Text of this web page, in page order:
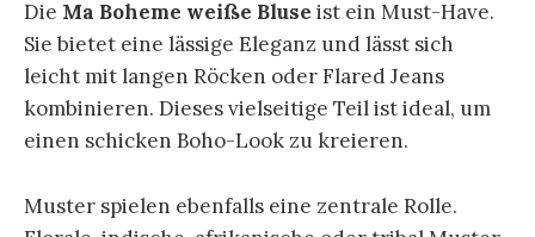
Die Ma Boheme weiße Bluse ist ein Must-Have.
Sie bietet eine lässige Eleganz und lässt sich
leicht mit langen Röcken oder Flared Jeans
kombinieren. Dieses vielseitige Teil ist ideal, um
einen schicken Boho-Look zu kreieren.
Muster spielen ebenfalls eine zentrale Rolle.